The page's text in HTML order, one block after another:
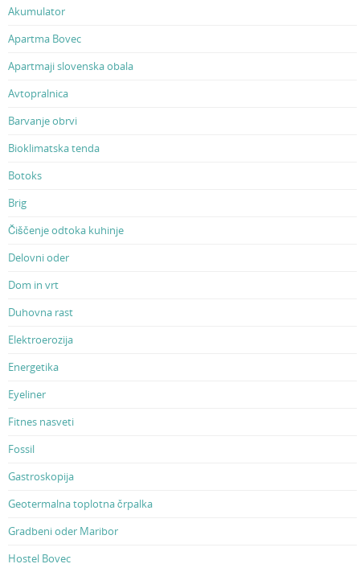
Akumulator
Apartma Bovec
Apartmaji slovenska obala
Avtopralnica
Barvanje obrvi
Bioklimatska tenda
Botoks
Brig
Čiščenje odtoka kuhinje
Delovni oder
Dom in vrt
Duhovna rast
Elektroerozija
Energetika
Eyeliner
Fitnes nasveti
Fossil
Gastroskopija
Geotermalna toplotna črpalka
Gradbeni oder Maribor
Hostel Bovec